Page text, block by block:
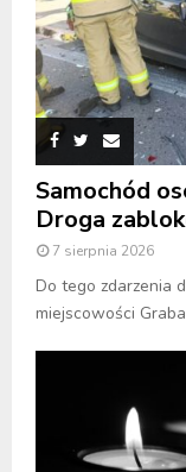
Samochód
Droga
7 sierpnia 2026
Do tego zdarzenia
miejscowości